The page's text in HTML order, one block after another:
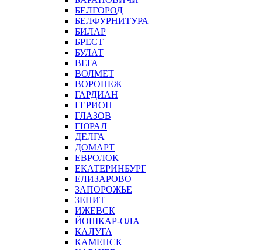
БЕЛГОРОД
БЕЛФУРНИТУРА
БИЛАР
БРЕСТ
БУЛАТ
ВЕГА
ВОЛМЕТ
ВОРОНЕЖ
ГАРДИАН
ГЕРИОН
ГЛАЗОВ
ГЮРАЛ
ДЕЛГА
ДОМАРТ
ЕВРОЛОК
ЕКАТЕРИНБУРГ
ЕЛИЗАРОВО
ЗАПОРОЖЬЕ
ЗЕНИТ
ИЖЕВСК
ЙОШКАР-ОЛА
КАЛУГА
КАМЕНСК